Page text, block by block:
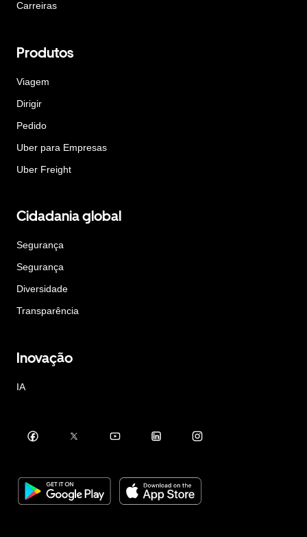
Carreiras
Produtos
Viagem
Dirigir
Pedido
Uber para Empresas
Uber Freight
Cidadania global
Segurança
Segurança
Diversidade
Transparência
Inovação
IA